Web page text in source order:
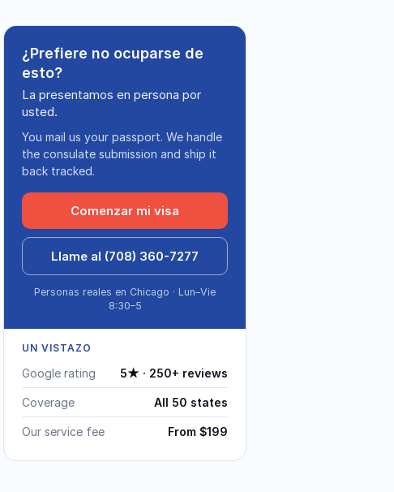
¿Prefiere no ocuparse de
esto?
La presentamos en persona por
usted.
You mail us your passport. We handle
the consulate submission and ship it
back tracked.
Comenzar mi visa
Llame al (708) 360-7277
Personas reales en Chicago · Lun–Vie
8:30–5
UN VISTAZO
Google rating 5★ · 250+ reviews
Coverage All 50 states
Our service fee From $199